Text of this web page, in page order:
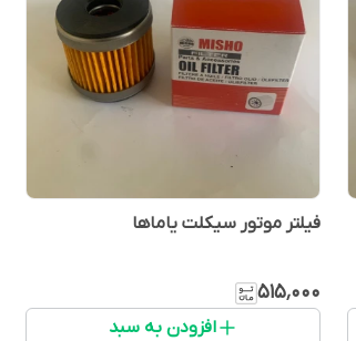
فیلتر موتور سیکلت یاماها
۵۱۵٬۰۰۰
افزودن به سبد